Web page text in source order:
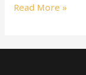
Read More »